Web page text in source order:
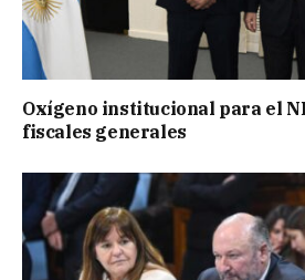
Oxígeno institucional para el
fiscales generales